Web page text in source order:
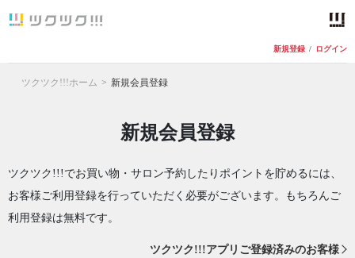
新規登録 / ログイン
ツクツク!!!ホーム 新規会員登録
新規会員登録
ツクツク!!!でお買い物・サロン予約したりポイントを貯めるには、
お客様ご利用登録を行っていただく必要がございます。もちろんご
利用登録は無料です。
ツクツク!!!アプリご登録済みのお客様